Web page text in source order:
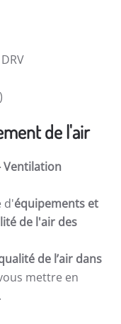
de l'air
Ventilation
d'équipements et
de l'air des
de l’air dans
mettre en